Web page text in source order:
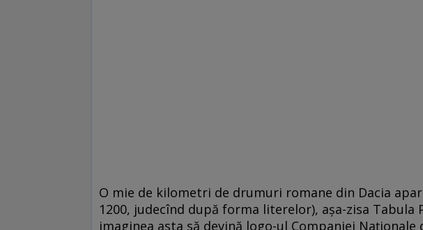
O mie de kilometri de drumuri romane din Dacia
1200, judecînd după forma literelor), așa-zisa Tabula
imaginea asta să devină logo-ul Companiei